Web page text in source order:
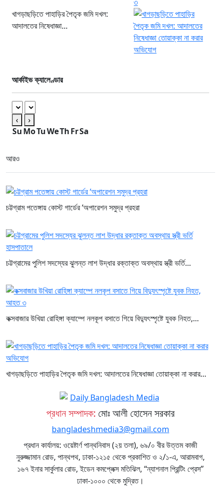
খাগড়াছড়িতে পাহাড়ির পৈতৃক জমি দখল:
আদালতের নিষেধাজ্ঞা...
আর্কাইভ ক্যালেণ্ডার
‹
›
SuMoTuWeThFrSa
আরও
চট্টগ্রাম পতেঙ্গায় কোস্ট গার্ডের ‘অপারেশন সমুদ্র প্রহরা
চট্টগ্রামের পুলিশ সদস্যের ঝুলন্ত লাশ উদ্ধার রক্তাক্ত অবস্থায় স্ত্রী ভর্তি...
কক্সবাজার উখিয়া রোহিঙ্গা ক্যাম্পে নলকূপ বসাতে গিয়ে বিদ্যুৎস্পৃষ্টে যুবক নিহত,...
খাগড়াছড়িতে পাহাড়ির পৈতৃক জমি দখল: আদালতের নিষেধাজ্ঞা তোয়াক্কা না করার...
প্রধান সম্পাদক: মোঃ আলী হোসেন সরকার
bangladeshmedia3@gmail.com
প্রধান কার্যালয়: ওয়েষ্টার্ণ পান্থনিবাস (২য় তলা), ৬৯/০ বীর উত্তম কাজী
নুরুজ্জামান রোড, পান্থপথ, ঢাকা-১২১৫ থেকে প্রকাশিত ও ২/১-এ, আরামবাগ,
১৬৭ ইনার সার্কুলার রোড, ইডেন কমপ্লেক্স মতিঝিল, “ন্যাশনাল প্রিন্টিং প্রেস”
ঢাকা-১০০০ থেকে মুদ্রিত।